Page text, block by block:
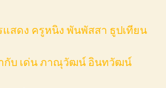
แสดง ครูหนิง พันพัสสา ธูปเทียน
กับ เด่น ภาณุวัฒน์ อินทวัฒน์